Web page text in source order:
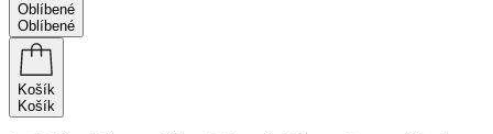
Oblíbené
Oblíbené
Košík
Košík